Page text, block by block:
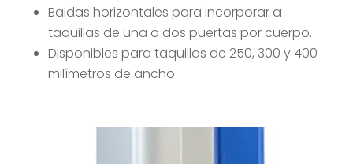
Baldas horizontales para incorporar a
taquillas de una o dos puertas por cuerpo.
Disponibles para taquillas de 250, 300 y 400
milímetros de ancho.